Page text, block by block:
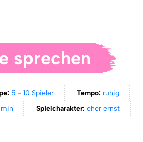
sprechen
5 - 10 Spieler Tempo: ruhig
Spielcharakter:eher ernst